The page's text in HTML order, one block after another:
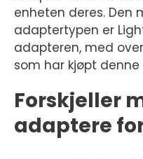
enheten deres. Den
adaptertypen er
adapteren, med
som har kjøpt
Forskjeller
adaptere